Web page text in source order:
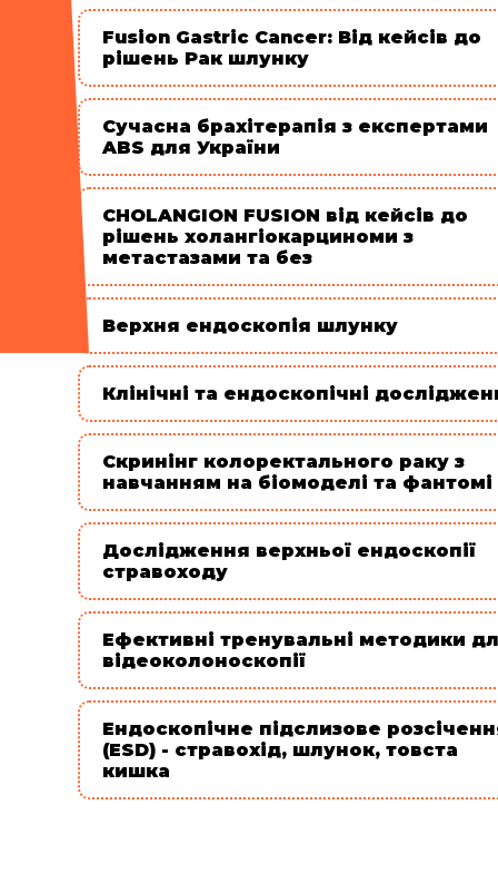
Fusion Gastric Cancer: Від кейсів до
рішень Рак шлунку
Сучасна брахітерапія з експертами
ABS для України
CHOLANGION FUSION від кейсів до
рішень холангіокарциноми з
метастазами та без
Верхня ендоскопія шлунку
Клінічні та ендоскопічні
Скринінг колоректального раку з
навчанням на біомоделі та фантомі
Дослідження верхньої ендоскопії
стравоходу
Ефективні тренувальні методики
відеоколоноскопії
Ендоскопічне підслизове
(ESD) - стравохід, шлунок, товста
кишка